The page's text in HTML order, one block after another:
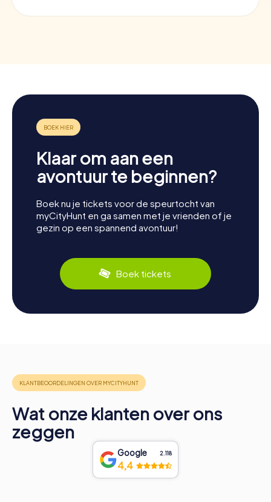
Klaar om aan een
avontuur te beginnen?
Boek nu je tickets voor de speurtocht van
myCityHunt en ga samen met je vrienden of je
gezin op een spannend avontuur!
Boek tickets
Wat onze klanten over ons
zeggen
Google 2.118
4,4